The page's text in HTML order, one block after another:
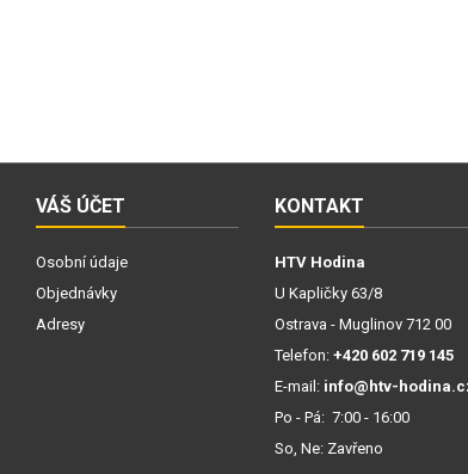
VÁŠ ÚČET
Osobní údaje
Objednávky
Adresy
KONTAKT
HTV Hodina
U Kapličky 63/8
Ostrava - Muglinov 712 00
Telefon: +420 602 719 145
E-mail: info@htv-
Po - Pá: 7:00 - 16:00
So, Ne: Zavřeno